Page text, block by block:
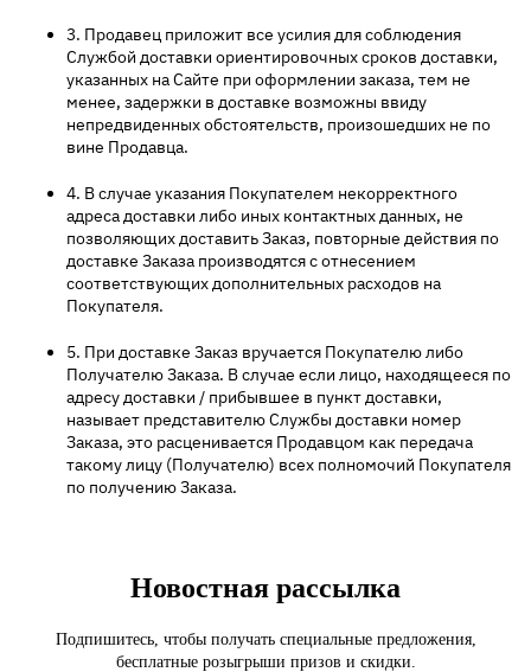
3. Продавец приложит все усилия для соблюдения
Службой доставки ориентировочных сроков доставки,
указанных на Сайте при оформлении заказа, тем не
менее, задержки в доставке возможны ввиду
непредвиденных обстоятельств, произошедших не по
вине Продавца.
4. В случае указания Покупателем некорректного
адреса доставки либо иных контактных данных, не
позволяющих доставить Заказ, повторные действия по
доставке Заказа производятся с отнесением
соответствующих дополнительных расходов на
Покупателя.
5. При доставке Заказ вручается Покупателю либо
Получателю Заказа. В случае если лицо, находящееся по
адресу доставки / прибывшее в пункт доставки,
называет представителю Службы доставки номер
Заказа, это расценивается Продавцом как передача
такому лицу (Получателю) всех полномочий Покупателя
по получению Заказа.
Новостная рассылка
Подпишитесь, чтобы получать специальные предложения,
бесплатные розыгрыши призов и скидки.